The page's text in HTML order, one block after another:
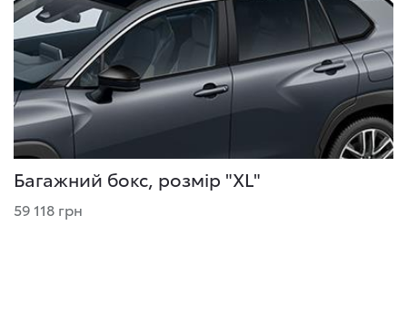
Багажний бокс, розмір "XL"
59 118 грн